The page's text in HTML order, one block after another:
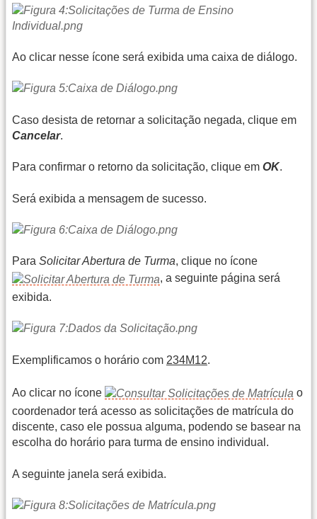
Ao clicar nesse ícone será exibida uma caixa de diálogo.
Caso desista de retornar a solicitação negada, clique em
Cancelar.
Para confirmar o retorno da solicitação, clique em OK.
Será exibida a mensagem de sucesso.
Para Solicitar Abertura de Turma, clique no ícone
, a seguinte página será
exibida.
Exemplificamos o horário com 234M12.
Ao clicar no ícone
o
coordenador terá acesso as solicitações de matrícula do
discente, caso ele possua alguma, podendo se basear na
escolha do horário para turma de ensino individual.
A seguinte janela será exibida.